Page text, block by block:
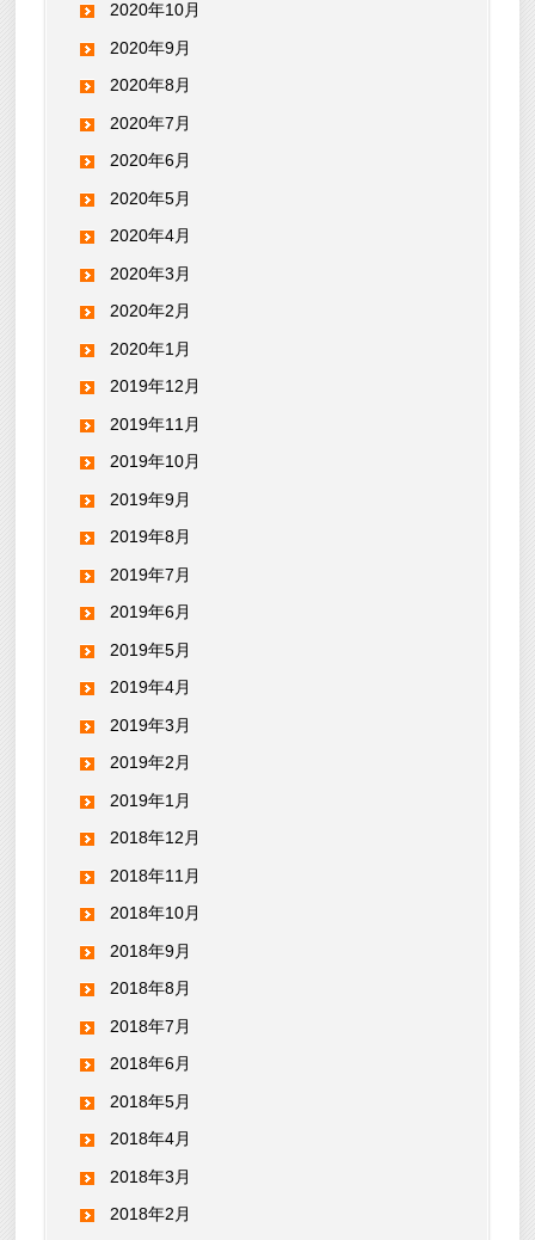
2020年10月
2020年9月
2020年8月
2020年7月
2020年6月
2020年5月
2020年4月
2020年3月
2020年2月
2020年1月
2019年12月
2019年11月
2019年10月
2019年9月
2019年8月
2019年7月
2019年6月
2019年5月
2019年4月
2019年3月
2019年2月
2019年1月
2018年12月
2018年11月
2018年10月
2018年9月
2018年8月
2018年7月
2018年6月
2018年5月
2018年4月
2018年3月
2018年2月